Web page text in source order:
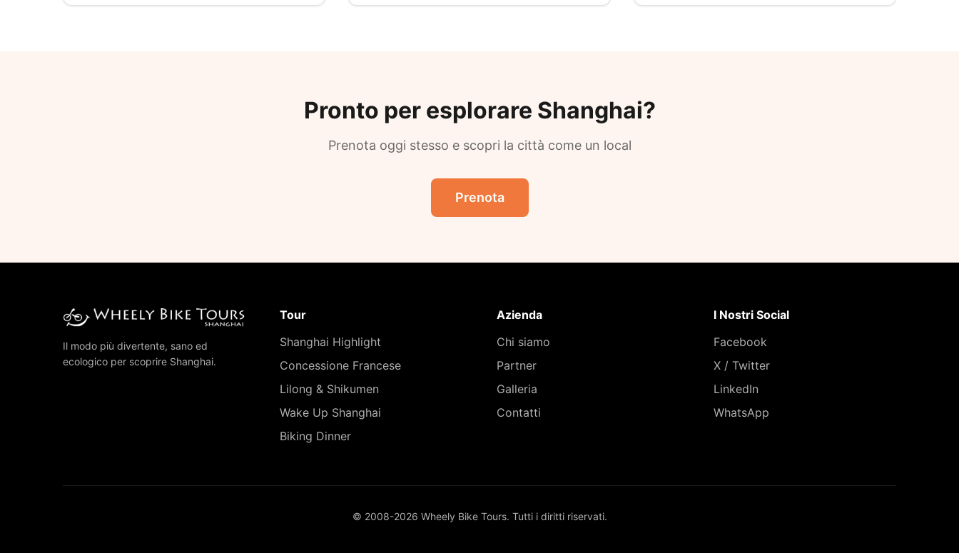
Pronto per esplorare Shanghai?
Prenota oggi stesso e scopri la città come un local
Prenota
Il modo più divertente, sano ed
ecologico per scoprire Shanghai.
Tour
Shanghai Highlight
Concessione Francese
Lilong & Shikumen
Wake Up Shanghai
Biking Dinner
Azienda
Chi siamo
Partner
Galleria
Contatti
I Nostri Social
Facebook
X / Twitter
LinkedIn
WhatsApp
© 2008-2026 Wheely Bike Tours. Tutti i diritti riservati.